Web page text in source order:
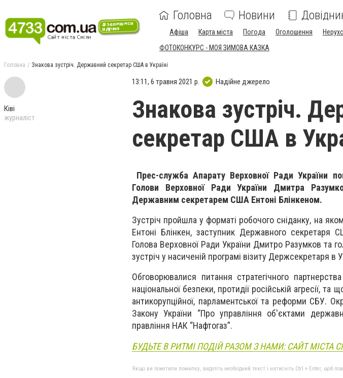
Головна Новини
Афіша Карта міста Погода Оголошення
ФОТОКОНКУРС - МОЯ ЗИМОВА КАЗКА
Головна Знакова зустріч. Державний секретар США в Україні
Ківі
журналіст
13:11, 6 травня 2021 р. Надійне джерело
Знакова зустріч.
секретар США в
Прес-служба Апарату Верховної Ради України
Голови Верховної Ради України Дмитра
Державним секретарем США Ентоні Блінкеном.
Зустріч пройшла у форматі робочого сніданку, на
Ентоні Блінкен, заступник Державного секретаря
Голова Верховної Ради України Дмитро Разумков та
зустріч у насиченій програмі візиту Держсекретаря в
Обговорювалися питання стратегічного
національної безпеки, протидії російській агресії,
антикорупційної, парламентської та реформи СБУ.
Закону України “Про управління об'єктами
правління НАК “Нафтогаз”.
БУДЬТЕ В РИТМІ ПОДІЙ РАЗОМ З НАМИ: САЙТ МІСТА
Якщо ви помітили помилку, виділіть необхідний текст і натисніть Ctrl + Enter, щоб